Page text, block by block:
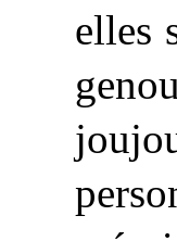
elles